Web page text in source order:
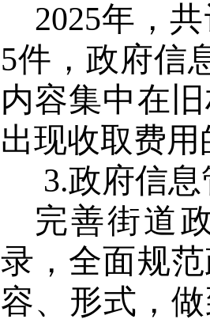
2025年，
5件 ， 政府信
内容集中在
出现收取费
3.政府信息
完善街道
录，全面规
容、形式，